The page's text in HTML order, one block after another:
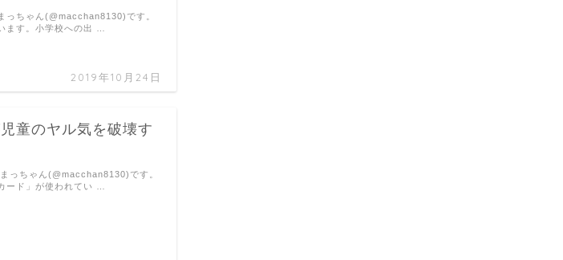
2019年10月24日
っちゃん(@macchan8130)です。
ます。小学校への出 …
童のヤル気を破壊す
っちゃん(@macchan8130)です。
ード」が使われてい …